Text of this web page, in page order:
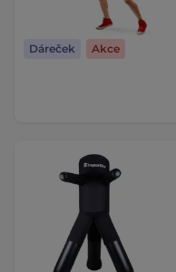
Dáreček Akce